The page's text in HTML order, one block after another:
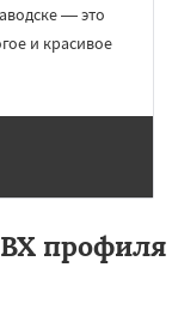
— это
и красивое
профиля